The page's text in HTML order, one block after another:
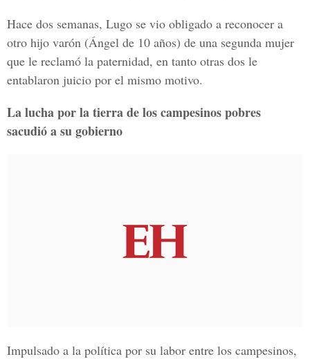
Hace dos semanas, Lugo se vio obligado a reconocer a
otro hijo varón (Ángel de 10 años) de una segunda mujer
que le reclamó la paternidad, en tanto otras dos le
entablaron juicio por el mismo motivo.
La lucha por la tierra de los campesinos pobres
sacudió a su gobierno
Impulsado a la política por su labor entre los campesinos,